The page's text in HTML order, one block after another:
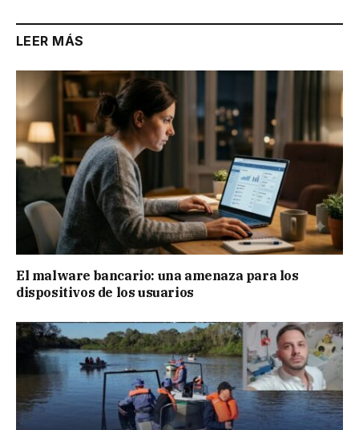
LEER MÁS
El malware bancario: una amenaza para los
dispositivos de los usuarios